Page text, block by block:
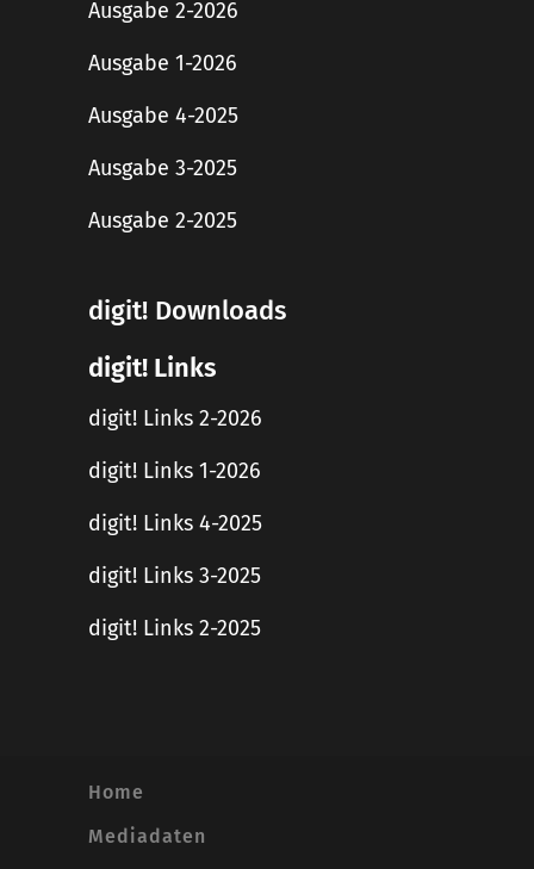
Ausgabe 2-2026
Ausgabe 1-2026
Ausgabe 4-2025
Ausgabe 3-2025
Ausgabe 2-2025
digit! Downloads
digit! Links
digit! Links 2-2026
digit! Links 1-2026
digit! Links 4-2025
digit! Links 3-2025
digit! Links 2-2025
Home
Mediadaten